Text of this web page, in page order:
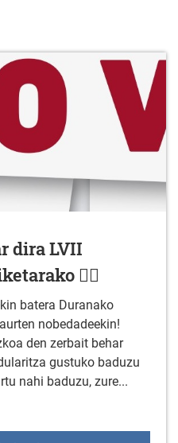
dira LVII
🚴‍♂️
batera Duranako
nobedadeekin!
den zerbait behar
gustuko baduzu
nahi baduzu, zure...